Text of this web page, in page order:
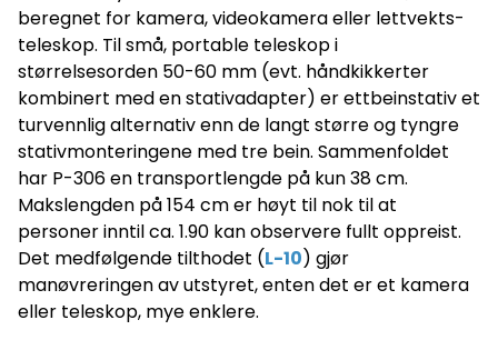
beregnet for kamera, videokamera eller lettvekts-
teleskop. Til små, portable teleskop i
størrelsesorden 50-60 mm (evt. håndkikkerter
kombinert med en stativadapter) er ettbeinstativ et
turvennlig alternativ enn de langt større og tyngre
stativmonteringene med tre bein. Sammenfoldet
har P-306 en transportlengde på kun 38 cm.
Makslengden på 154 cm er høyt til nok til at
personer inntil ca. 1.90 kan observere fullt oppreist.
Det medfølgende tilthodet (L-10) gjør
manøvreringen av utstyret, enten det er et kamera
eller teleskop, mye enklere.